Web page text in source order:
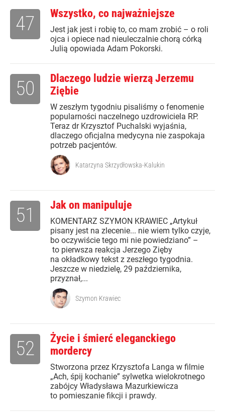
Wszystko, co najważniejsze
Jest jak jest i robię to, co mam zrobić – o roli
ojca i opiece nad nieuleczalnie chorą córką
Julią opowiada Adam Pokorski.
47
Dlaczego ludzie wierzą Jerzemu
Ziębie
W zeszłym tygodniu pisaliśmy o fenomenie
popularności naczelnego uzdrowiciela RP.
Teraz dr Krzysztof Puchalski wyjaśnia,
dlaczego oficjalna medycyna nie zaspokaja
potrzeb pacjentów.
50
Katarzyna Skrzydłowska-Kalukin
Jak on manipuluje
KOMENTARZ SZYMON KRAWIEC „Artykuł
pisany jest na zlecenie... nie wiem tylko czyje,
bo oczywiście tego mi nie powiedziano” –
to pierwsza reakcja Jerzego Zięby
na okładkowy tekst z zeszłego tygodnia.
Jeszcze w niedzielę, 29 października,
przyznał,...
51
Szymon Krawiec
Życie i śmierć eleganckiego
mordercy
Stworzona przez Krzysztofa Langa w filmie
„Ach, śpij kochanie” sylwetka wielokrotnego
zabójcy Władysława Mazurkiewicza
to pomieszanie fikcji i prawdy.
52